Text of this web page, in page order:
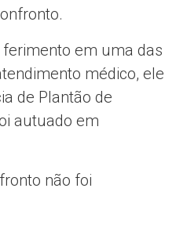
em uma das
médico, ele
de Plantão de
autuado em
não foi